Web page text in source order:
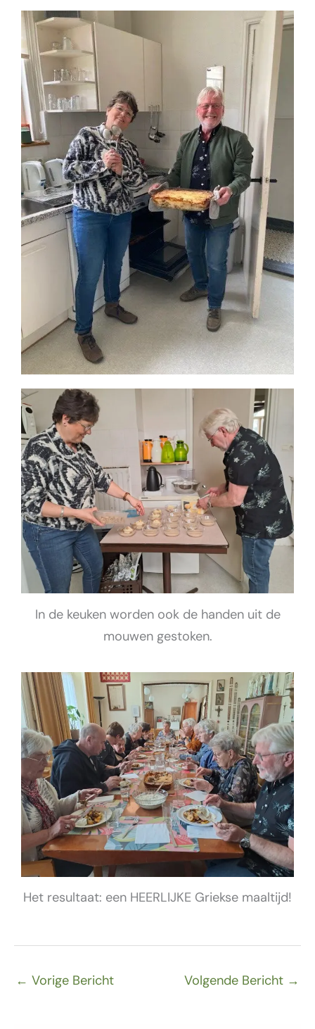
In de keuken worden ook de handen uit de
mouwen gestoken.
Het resultaat: een HEERLIJKE Griekse maaltijd!
← Vorige Bericht Volgende Bericht →